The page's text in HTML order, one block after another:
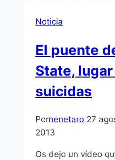
Noticia
El puente
State,
suicidas
Pornenetaro 27
2013
Os dejo un ví­deo